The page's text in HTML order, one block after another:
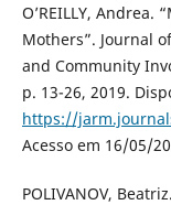
O’REILLY,
Mothers”. Journal
and Community
p. 13-26, 2019.
https://
Acesso em 16/05/
POLIVANOV,